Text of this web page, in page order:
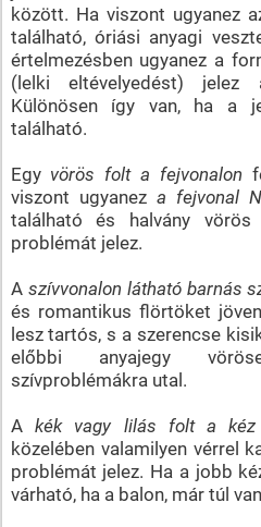
között. Ha viszont ugyanez
található, óriási anyagi
értelmezésben ugyanez a
(lelki eltévelyedést)
Különösen így van, ha a
található.
Egy vörös folt a fejvonalon
viszont ugyanez a fejvonal
található és halvány vörös
problémát jelez.
A szívvonalon látható barnás
és romantikus flörtöket
lesz tartós, s a szerencse
előbbi anyajegy
szívproblémákra utal.
A kék vagy lilás folt a kéz
közelében valamilyen vérrel
problémát jelez. Ha a jobb
várható, ha a balon, már túl